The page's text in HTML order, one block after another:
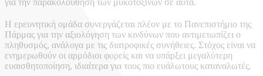
για την παρακολούθηση των μυκοτοξινών σε αυτά.
Η ερευνητική ομάδα συνεργάζεται πλέον με το Πανεπιστήμιο της
Πάρμας για την αξιολόγηση των κινδύνων που αντιμετωπίζει ο
πληθυσμός, ανάλογα με τις διατροφικές συνήθειες. Στόχος είναι να
ενημερωθούν οι αρμόδιοι φορείς και να υπάρξει μεγαλύτερη
ευαισθητοποίηση, ιδιαίτερα για τους πιο ευάλωτους καταναλωτές.